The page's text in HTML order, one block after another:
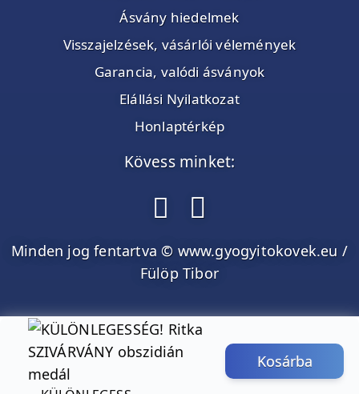
Kosárba
Ásvány hiedelmek
Visszajelzések, vásárlói vélemények
Garancia, valódi ásványok
Elállási Nyilatkozat
Honlaptérkép
Kövess minket:
Minden jog fentartva © www.gyogyitokovek.eu /
Fülöp Tibor